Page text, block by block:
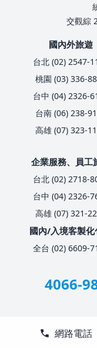
交觀綜
國內外旅遊
台北 (02) 2547-
桃園 (03) 336-
台中 (04) 2326-
台南 (06) 238-
高雄 (07) 323-
企業服務、員工
台北 (02) 2718-
台中 (04) 2326-
高雄 (07) 321-
國內/入境客製化
全台 (02) 6609-
4066-
call 網路電話